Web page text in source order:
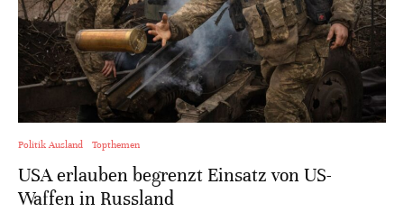
Politik Ausland Topthemen
USA erlauben begrenzt Einsatz von US-
Waffen in Russland